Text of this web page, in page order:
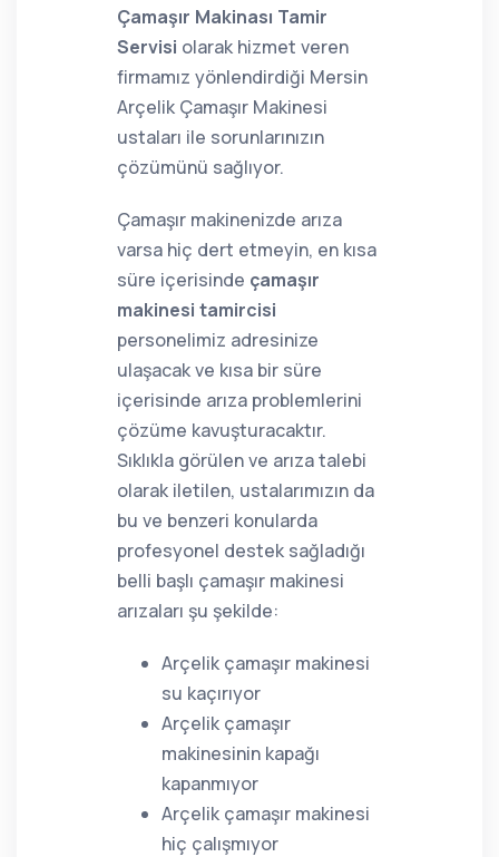
Çamaşır Makinası Tamir
Servisi olarak hizmet veren
firmamız yönlendirdiği Mersin
Arçelik Çamaşır Makinesi
ustaları ile sorunlarınızın
çözümünü sağlıyor.
Çamaşır makinenizde arıza
varsa hiç dert etmeyin, en kısa
süre içerisinde çamaşır
makinesi tamircisi
personelimiz adresinize
ulaşacak ve kısa bir süre
içerisinde arıza problemlerini
çözüme kavuşturacaktır.
Sıklıkla görülen ve arıza talebi
olarak iletilen, ustalarımızın da
bu ve benzeri konularda
profesyonel destek sağladığı
belli başlı çamaşır makinesi
arızaları şu şekilde:
Arçelik çamaşır makinesi
su kaçırıyor
Arçelik çamaşır
makinesinin kapağı
kapanmıyor
Arçelik çamaşır makinesi
hiç çalışmıyor